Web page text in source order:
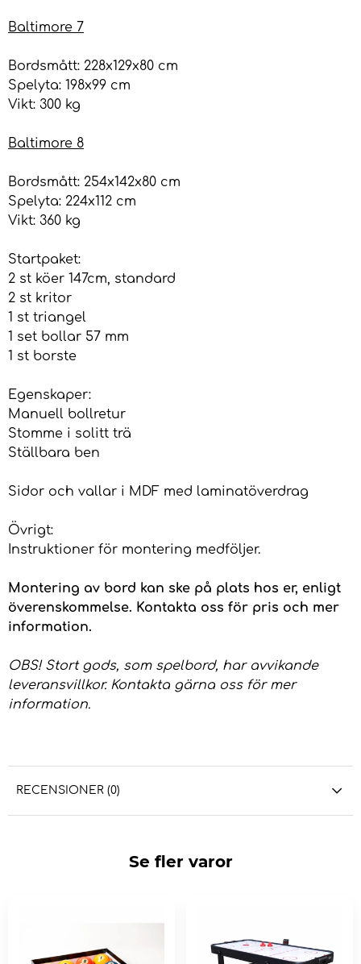
Baltimore 7
Bordsmått: 228x129x80 cm
Spelyta: 198x99 cm
Vikt: 300 kg
Baltimore 8
Bordsmått: 254x142x80 cm
Spelyta: 224x112 cm
Vikt: 360 kg
Startpaket:
2 st köer 147cm, standard
2 st kritor
1 st triangel
1 set bollar 57 mm
1 st borste
Egenskaper:
Manuell bollretur
Stomme i solitt trä
Ställbara ben
Sidor och vallar i MDF med laminatöverdrag
Övrigt:
Instruktioner för montering medföljer.
Montering av bord kan ske på plats hos er, enligt
överenskommelse. Kontakta oss för pris och mer
information.
OBS! Stort gods, som spelbord, har avvikande
leveransvillkor. Kontakta gärna oss för mer
information.
RECENSIONER (0)
Se fler varor